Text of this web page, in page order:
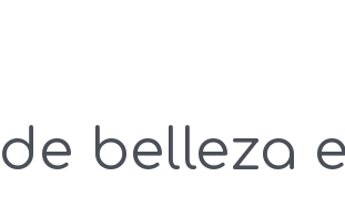
belleza